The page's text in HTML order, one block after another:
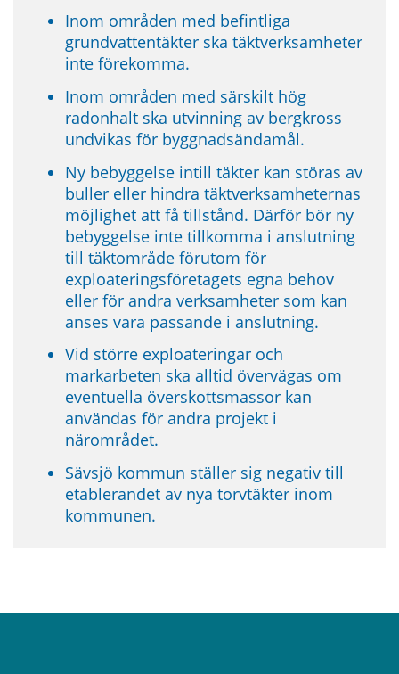
Inom områden med befintliga
grundvattentäkter ska täktverksamheter
inte förekomma.
Inom områden med särskilt hög
radonhalt ska utvinning av bergkross
undvikas för byggnadsändamål.
Ny bebyggelse intill täkter kan störas av
buller eller hindra täktverksamheternas
möjlighet att få tillstånd. Därför bör ny
bebyggelse inte tillkomma i anslutning
till täktområde förutom för
exploateringsföretagets egna behov
eller för andra verksamheter som kan
anses vara passande i anslutning.
Vid större exploateringar och
markarbeten ska alltid övervägas om
eventuella överskottsmassor kan
användas för andra projekt i
närområdet.
Sävsjö kommun ställer sig negativ till
etablerandet av nya torvtäkter inom
kommunen.